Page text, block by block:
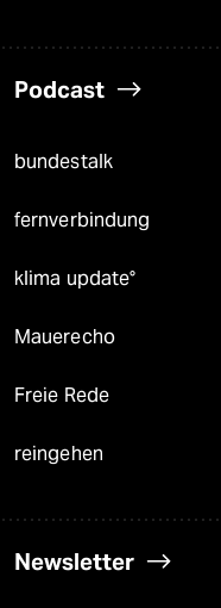
Podcast
bundestalk
fernverbindung
klima update°
Mauerecho
Freie Rede
reingehen
Newsletter